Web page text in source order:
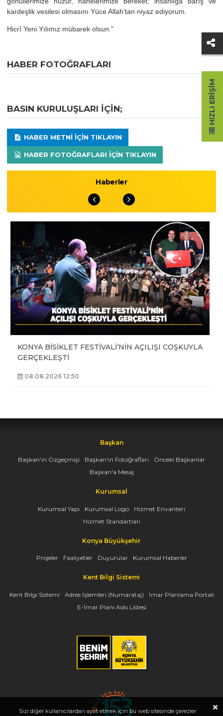
kardeşlik vesilesi olmasını Yüce Allah’tan niyaz ediyorum.
Hicrî Yeni Yılımız mübarek olsun.”
HABER FOTOĞRAFLARI
BASIN KURULUŞLARI IÇIN;
HABER METNI IÇIN TIKLAYIN
HABER FOTOĞRAFLARI IÇIN TIKLAYIN
Haberler
KONYA BİSİKLET FESTİVALİ’NİN AÇILIŞI COŞKUYLA
GERÇEKLEŞTİ
08.08.2026 12:50
Başkan
Başkan'ın Özgeçmişi Başkan'ın Fotoğrafları
Önceki Başkanlar
Başkan'a Mesaj
Kurumsal
Kurumsal Yapı Kurumsal Logo
Hizmet Envanteri
Hizmet Standartları
Konya Büyükşehir
Projeler Faaliyetler Duyurular Kurumsal Haberler
Kent Bilgi Sistemi
Kent Bilgi Sistemi Adres İşlemleri (Numarataj)
İmar Planlama Portalı
E-İmar Planı Askı Listesi
HIZLI ERIŞIM
Sizi diğer kullanıcılardan ayırt etmek için bu web sitesinde çerezler